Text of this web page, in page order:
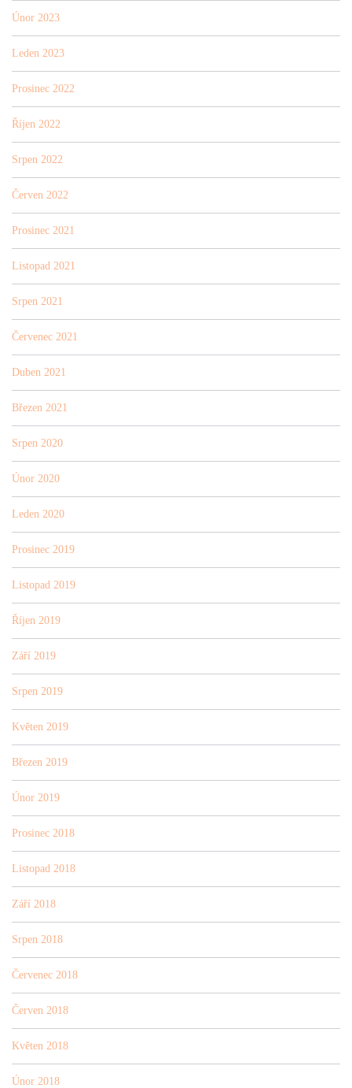
Únor 2023
Leden 2023
Prosinec 2022
Říjen 2022
Srpen 2022
Červen 2022
Prosinec 2021
Listopad 2021
Srpen 2021
Červenec 2021
Duben 2021
Březen 2021
Srpen 2020
Únor 2020
Leden 2020
Prosinec 2019
Listopad 2019
Říjen 2019
Září 2019
Srpen 2019
Květen 2019
Březen 2019
Únor 2019
Prosinec 2018
Listopad 2018
Září 2018
Srpen 2018
Červenec 2018
Červen 2018
Květen 2018
Únor 2018